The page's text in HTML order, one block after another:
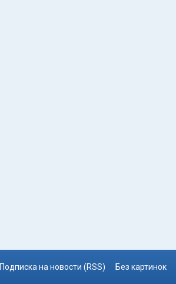
Подписка на новости (RSS) Без картинок